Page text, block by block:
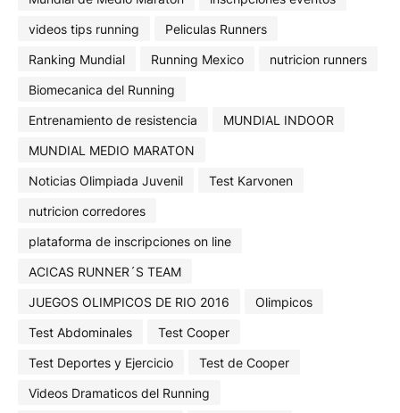
videos tips running
Peliculas Runners
Ranking Mundial
Running Mexico
nutricion runners
Biomecanica del Running
Entrenamiento de resistencia
MUNDIAL INDOOR
MUNDIAL MEDIO MARATON
Noticias Olimpiada Juvenil
Test Karvonen
nutricion corredores
plataforma de inscripciones on line
ACICAS RUNNER´S TEAM
JUEGOS OLIMPICOS DE RIO 2016
Olimpicos
Test Abdominales
Test Cooper
Test Deportes y Ejercicio
Test de Cooper
Videos Dramaticos del Running